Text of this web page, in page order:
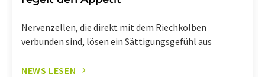
Nervenzellen, die direkt mit dem Riechkolben
verbunden sind, lösen ein Sättigungsgefühl aus
NEWS LESEN